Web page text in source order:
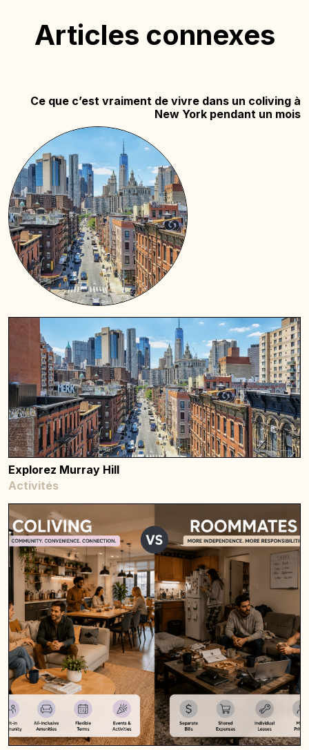
Articles connexes
Ce que c’est vraiment de vivre dans un coliving à
New York pendant un mois
Explorez Murray Hill
Activités